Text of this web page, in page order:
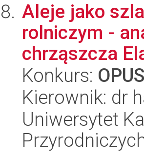
Aleje jako
rolniczym -
chrząszcza
Konkurs:
Kierownik: dr
Uniwersytet